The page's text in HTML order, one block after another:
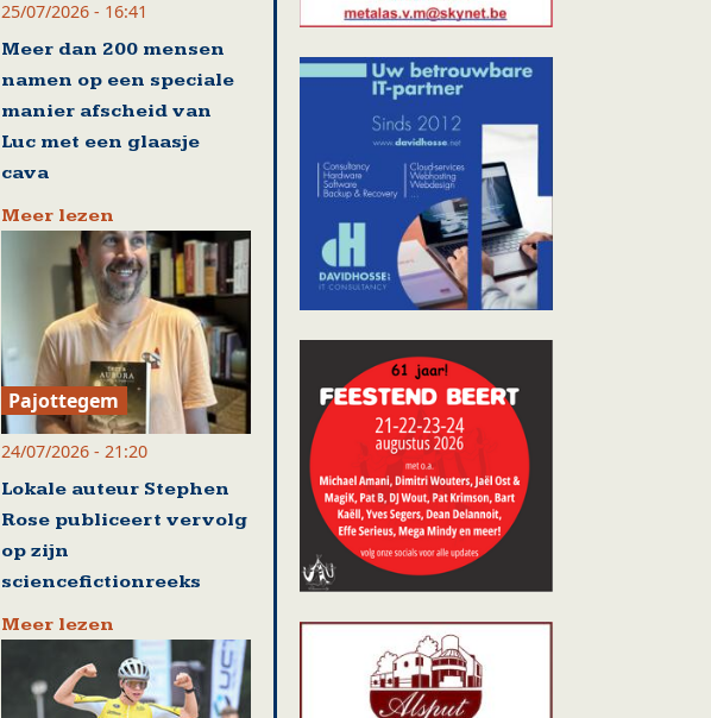
25/07/2026 - 16:41
Meer dan 200 mensen
namen op een speciale
manier afscheid van
Luc met een glaasje
cava
Meer lezen
Pajottegem
24/07/2026 - 21:20
Lokale auteur Stephen
Rose publiceert vervolg
op zijn
sciencefictionreeks
Meer lezen